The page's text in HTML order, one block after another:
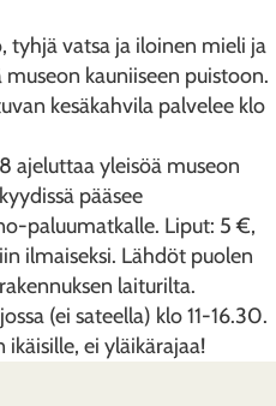
tyhjä vatsa ja iloinen mieli ja
kauniiseen puistoon.
kesäkahvila palvelee klo
ajeluttaa yleisöä museon
pääsee
paluumatkalle. Liput: 5 €,
ilmaiseksi. Lähdöt puolen
laiturilta.
(ei sateella) klo 11-16.30.
ikäisille, ei yläikärajaa!